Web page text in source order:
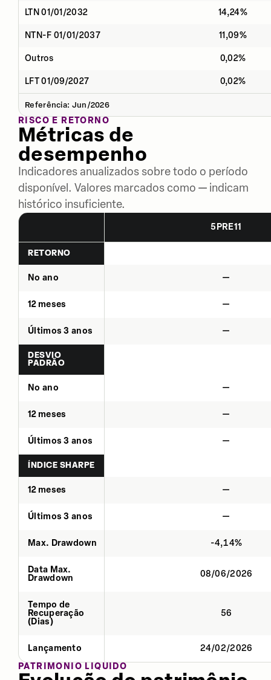
LTN 01/01/2032 14,24%
NTN-F 01/01/2037 11,09%
Outros 0,02%
LFT 01/09/2027 0,02%
Referência: Jun/2026
RISCO E RETORNO
Métricas de
desempenho
Indicadores anualizados sobre todo o período
disponível. Valores marcados como — indicam
histórico insuficiente.
5PRE11
RETORNO
No ano —
12 meses —
Últimos 3 anos —
DESVIO
PADRÃO
No ano —
12 meses —
Últimos 3 anos —
ÍNDICE SHARPE
12 meses —
Últimos 3 anos —
Max. Drawdown -4,14%
Data Max.
Drawdown
08/06/2026
Tempo de
Recuperação
(Dias)
56
Lançamento
24/02/2026
PATRIMÔNIO LÍQUIDO